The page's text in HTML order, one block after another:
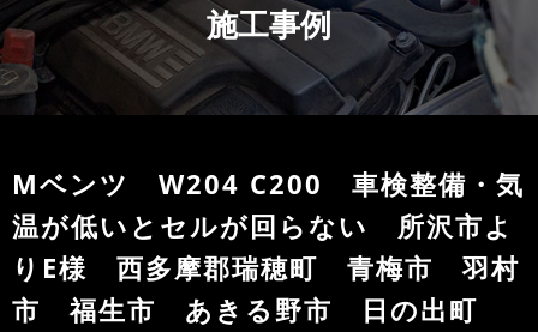
施工事例
Mベンツ W204 C200 車検整備・気
温が低いとセルが回らない 所沢市よ
りE様 西多摩郡瑞穂町 青梅市 羽村
市 福生市 あきる野市 日の出町